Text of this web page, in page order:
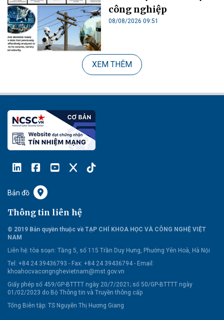
công nghiệp
08/08/2026 09:51
XEM THÊM
Bản đồ
Thông tin liên hệ
© 2019 Bản quyền thuộc về TẠP CHÍ KHOA HỌC VÀ CÔNG NGHỆ VIỆT
NAM
Liên hệ: tòa soạn: Tầng 5, số 115 Trần Duy Hưng, Phường Yên Hoà, Hà Nội
Tel: +84 24 39436793 - Fax: +84 24 39436794 - Email:
khoahocvacongnghevietnam@mst.gov.vn
Giấy phép số 459/GP-BTTTT ngày 20/7/2021; số 50/GP-BTTTT ngày
01/02/2023 do Bộ Thông tin và Truyền thông cấp
Tổng Biên tập: TS Nguyễn Thị Hương Giang